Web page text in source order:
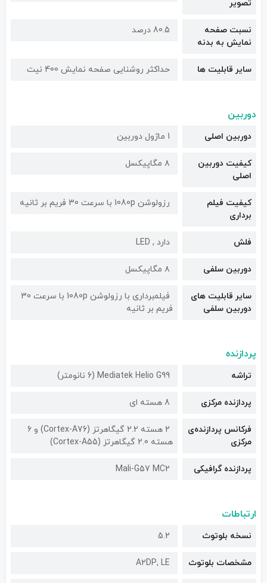
تصویر
نسبت صفحه
نمایش به بدنه
80.5 درصد
سایر قابلیت ها حداکثر روشنایی صفحه نمایش 400 نیت
دوربین
دوربین اصلی 1 ماژول دوربین
کیفیت دوربین‌
اصلی
۸ مگاپیکسل
کیفیت فیلم
برداری
رزولوشن 1080p با سرعت 30 فریم بر ثانیه
فلش دارد , LED
دوربین سلفی ۸ مگاپیکسل
سایر قابلیت های
دوربین سلفی
فیلمبرداری با رزولوشن 1080p با سرعت 30
فریم بر ثانیه
پردازنده
تراشه Mediatek Helio G99 (6 نانومتر)
پردازنده مرکزی 8 هسته ای
فرکانس پردازنده‌ی
مرکزی
2 هسته 2.2 گیگاهرتز (Cortex-A76) و 6
هسته 2.0 گیگاهرتز (Cortex-A55)
پردازنده گرافیکی Mali-G57 MC2
ارتباطات
نسخه بلوتوث 5.2
مشخصات بلوتوث A۲DP, LE